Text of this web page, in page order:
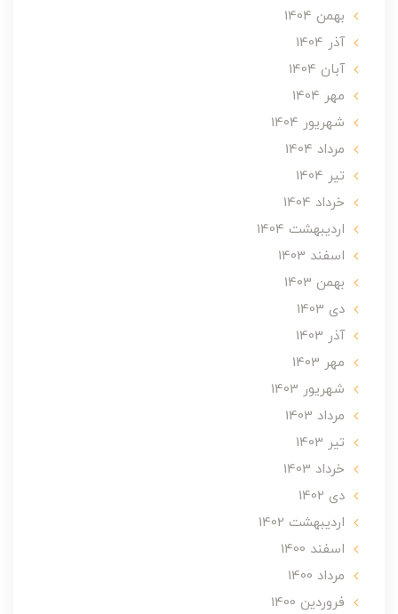
بهمن 1404
آذر 1404
آبان 1404
مهر 1404
شهریور 1404
مرداد 1404
تير 1404
خرداد 1404
ارديبهشت 1404
اسفند 1403
بهمن 1403
دی 1403
آذر 1403
مهر 1403
شهریور 1403
مرداد 1403
تير 1403
خرداد 1403
دی 1402
ارديبهشت 1402
اسفند 1400
مرداد 1400
فروردین 1400